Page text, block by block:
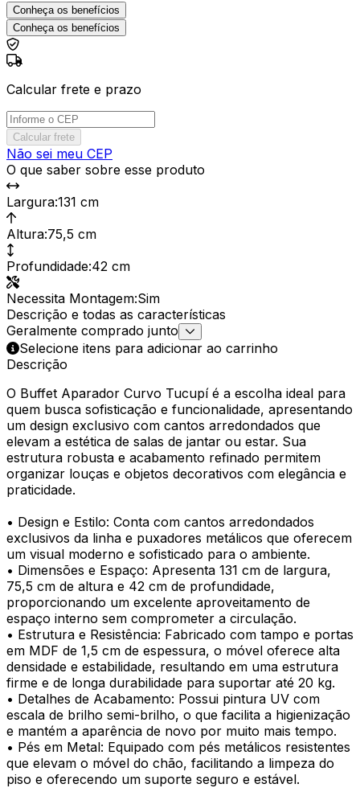
Conheça os benefícios
Conheça os benefícios
Calcular frete e prazo
Calcular frete
Não sei meu CEP
O que saber sobre esse produto
Largura:131 cm
Altura:75,5 cm
Profundidade:42 cm
Necessita Montagem:Sim
Descrição e todas as características
Geralmente comprado junto
Selecione itens para adicionar ao carrinho
Descrição
O Buffet Aparador Curvo Tucupí é a escolha ideal para
quem busca sofisticação e funcionalidade, apresentando
um design exclusivo com cantos arredondados que
elevam a estética de salas de jantar ou estar. Sua
estrutura robusta e acabamento refinado permitem
organizar louças e objetos decorativos com elegância e
praticidade.
• Design e Estilo: Conta com cantos arredondados
exclusivos da linha e puxadores metálicos que oferecem
um visual moderno e sofisticado para o ambiente.
• Dimensões e Espaço: Apresenta 131 cm de largura,
75,5 cm de altura e 42 cm de profundidade,
proporcionando um excelente aproveitamento de
espaço interno sem comprometer a circulação.
• Estrutura e Resistência: Fabricado com tampo e portas
em MDF de 1,5 cm de espessura, o móvel oferece alta
densidade e estabilidade, resultando em uma estrutura
firme e de longa durabilidade para suportar até 20 kg.
• Detalhes de Acabamento: Possui pintura UV com
escala de brilho semi-brilho, o que facilita a higienização
e mantém a aparência de novo por muito mais tempo.
• Pés em Metal: Equipado com pés metálicos resistentes
que elevam o móvel do chão, facilitando a limpeza do
piso e oferecendo um suporte seguro e estável.